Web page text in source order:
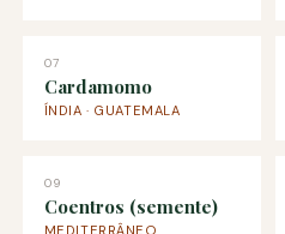
07
Cardamomo
ÍNDIA · GUATEMALA
09
Coentros (semente)